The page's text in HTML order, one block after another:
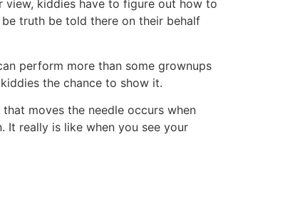
kiddies have to figure out how to
truth be told there on their behalf
perform more than some grownups
the chance to show it.
moves the needle occurs when
It really is like when you see your